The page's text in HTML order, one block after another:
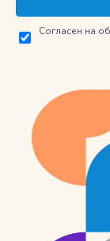
Согласен на